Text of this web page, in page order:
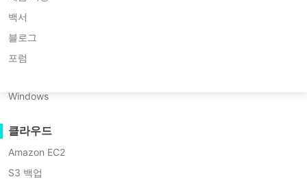
대규모 엔드포인트
클라우드로 백업하기
FusionOne Compute
NexaVM
물리 서버
Windows
클라우드
Amazon EC2
S3 백업
백서
블로그
포럼
이
그
라이브 마이그레이션은 가상 환경 관리
를 위한 매우 유용한 기능입니다. 이 기능
을 사용하면 VM과 서버를 종료할 필요가
다.
VMware에 익숙하다면
vMotion을 알고 있을 것입니다. 이는
vSphere의 실시간 마이그레이션 기능입